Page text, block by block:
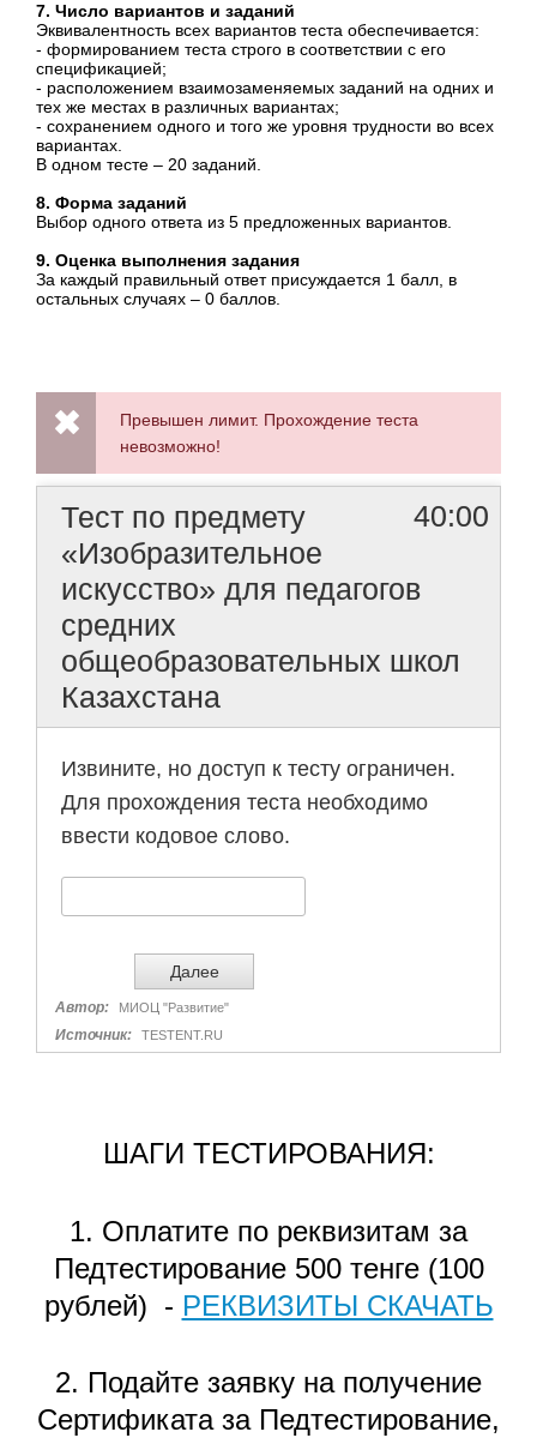
7. Число вариантов и заданий
Эквивалентность всех вариантов теста обеспечивается:
- формированием теста строго в соответствии с его
спецификацией;
- расположением взаимозаменяемых заданий на одних и
тех же местах в различных вариантах;
- сохранением одного и того же уровня трудности во всех
вариантах.
В одном тесте – 20 заданий.
8. Форма заданий
Выбор одного ответа из 5 предложенных вариантов.
9. Оценка выполнения задания
За каждый правильный ответ присуждается 1 балл, в
остальных случаях – 0 баллов.
ШАГИ ТЕСТИРОВАНИЯ:
1. Оплатите по реквизитам за
Педтестирование 500 тенге (100
рублей) - РЕКВИЗИТЫ СКАЧАТЬ
2. Подайте заявку на получение
Сертификата за Педтестирование,